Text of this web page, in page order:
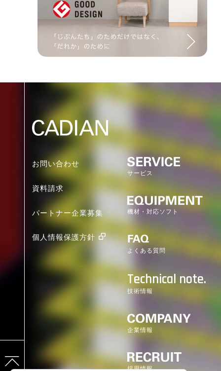
お問い合わせ
資料請求
パートナー企業募集
個人情報保護方針
サービス
機材・対応ソフト
よくある質問
Technical note.
技術情報
企業情報
採用情報